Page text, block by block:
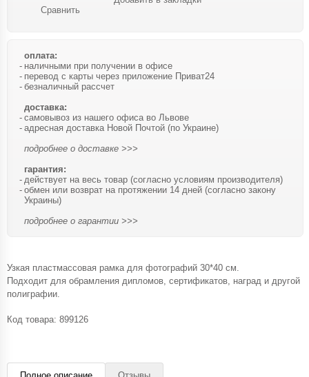
Сравнить
оплата:
наличными при получении в офисе
перевод с карты через приложение Приват24
безналичный рассчет
доставка:
самовывоз из нашего офиса во Львове
адресная доставка Новой Почтой (по Украине)
подробнее о доставке >>>
гарантия:
действует на весь товар (согласно условиям производителя)
обмен или возврат на протяжении 14 дней (согласно закону
Украины)
подробнее о гарантии >>>
Узкая пластмассовая рамка для фотографий 30*40 см.
Подходит для обрамления дипломов, сертификатов, наград и другой
полиграфии.
Код товара: 899126